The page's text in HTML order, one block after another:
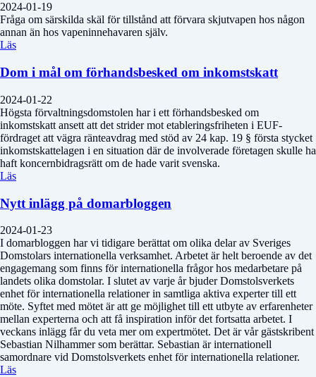
2024-01-19
Fråga om särskilda skäl för tillstånd att förvara skjutvapen hos någon
annan än hos vapeninnehavaren själv.
Läs
Dom i mål om förhandsbesked om inkomstskatt
2024-01-22
Högsta förvaltningsdomstolen har i ett förhandsbesked om
inkomstskatt ansett att det strider mot etableringsfriheten i EUF-
fördraget att vägra ränteavdrag med stöd av 24 kap. 19 § första stycket
inkomstskattelagen i en situation där de involverade företagen skulle ha
haft koncernbidragsrätt om de hade varit svenska.
Läs
Nytt inlägg på domarbloggen
2024-01-23
I domarbloggen har vi tidigare berättat om olika delar av Sveriges
Domstolars internationella verksamhet. Arbetet är helt beroende av det
engagemang som finns för internationella frågor hos medarbetare på
landets olika domstolar. I slutet av varje år bjuder Domstolsverkets
enhet för internationella relationer in samtliga aktiva experter till ett
möte. Syftet med mötet är att ge möjlighet till ett utbyte av erfarenheter
mellan experterna och att få inspiration inför det fortsatta arbetet. I
veckans inlägg får du veta mer om expertmötet. Det är vår gästskribent
Sebastian Nilhammer som berättar. Sebastian är internationell
samordnare vid Domstolsverkets enhet för internationella relationer.
Läs